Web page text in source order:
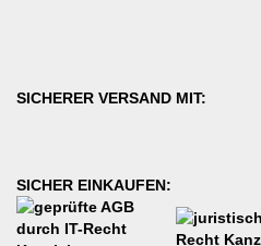
SICHERER VERSAND MIT:
SICHER EINKAUFEN: